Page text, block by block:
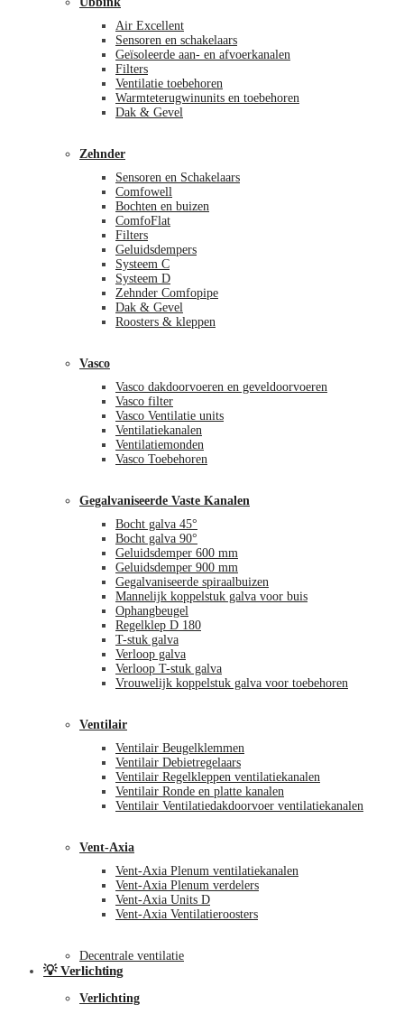
Air Excellent
Sensoren en schakelaars
Geïsoleerde aan- en afvoerkanalen
Filters
Ventilatie toebehoren
Warmteterugwinunits en toebehoren
Dak & Gevel
Zehnder
Sensoren en Schakelaars
Comfowell
Bochten en buizen
ComfoFlat
Filters
Geluidsdempers
Systeem C
Systeem D
Zehnder Comfopipe
Dak & Gevel
Roosters & kleppen
Vasco
Vasco dakdoorvoeren en geveldoorvoeren
Vasco filter
Vasco Ventilatie units
Ventilatiekanalen
Ventilatiemonden
Vasco Toebehoren
Gegalvaniseerde Vaste Kanalen
Bocht galva 45°
Bocht galva 90°
Geluidsdemper 600 mm
Geluidsdemper 900 mm
Gegalvaniseerde spiraalbuizen
Mannelijk koppelstuk galva voor buis
Ophangbeugel
Regelklep D 180
T-stuk galva
Verloop galva
Verloop T-stuk galva
Vrouwelijk koppelstuk galva voor toebehoren
Ventilair
Ventilair Beugelklemmen
Ventilair Debietregelaars
Ventilair Regelkleppen ventilatiekanalen
Ventilair Ronde en platte kanalen
Ventilair Ventilatiedakdoorvoer ventilatiekanalen
Vent-Axia
Vent-Axia Plenum ventilatiekanalen
Vent-Axia Plenum verdelers
Vent-Axia Units D
Vent-Axia Ventilatieroosters
Decentrale ventilatie
💡 Verlichting
Verlichting